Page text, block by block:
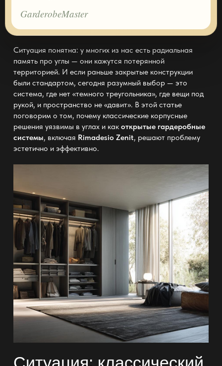
GarderobeMaster
Ситуация понятна: у многих из нас есть радиальная
память про углы — они кажутся потерянной
территорией. И если раньше закрытые конструкции
были стандартом, сегодня разумный выбор — это
система, где нет «темного треугольника», где вещи под
рукой, и пространство не «давит». В этой статье
поговорим о том, почему классические корпусные
решения уязвимы в углах и как открытые гардеробные
системы, включая Rimadesio Zenit, решают проблему
эстетично и эффективно.